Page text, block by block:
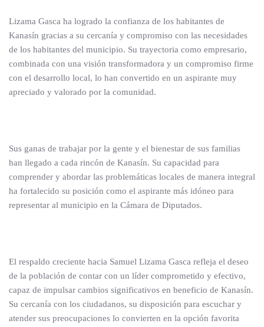
Lizama Gasca ha logrado la confianza de los habitantes de
Kanasín gracias a su cercanía y compromiso con las necesidades
de los habitantes del municipio. Su trayectoria como empresario,
combinada con una visión transformadora y un compromiso firme
con el desarrollo local, lo han convertido en un aspirante muy
apreciado y valorado por la comunidad.
Sus ganas de trabajar por la gente y el bienestar de sus familias
han llegado a cada rincón de Kanasín. Su capacidad para
comprender y abordar las problemáticas locales de manera integral
ha fortalecido su posición como el aspirante más idóneo para
representar al municipio en la Cámara de Diputados.
El respaldo creciente hacia Samuel Lizama Gasca refleja el deseo
de la población de contar con un líder comprometido y efectivo,
capaz de impulsar cambios significativos en beneficio de Kanasín.
Su cercanía con los ciudadanos, su disposición para escuchar y
atender sus preocupaciones lo convierten en la opción favorita